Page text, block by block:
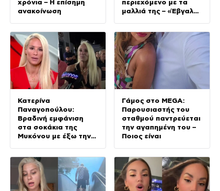
χρόνια – Η επίσημη
ανακοίνωση
περιεχόμενο με τα
μαλλιά της – «Έβγαλα
μου»
Κατερίνα
Παναγοπούλου:
Βραδινή εμφάνιση
στα σοκάκια της
Μυκόνου με έξω την
Γάμος στο MEGA:
Παρουσιαστής του
σταθμού παντρεύεται
την αγαπημένη του –
Ποιος είναι